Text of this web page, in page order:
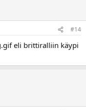
#14
eli brittiralliin käypi